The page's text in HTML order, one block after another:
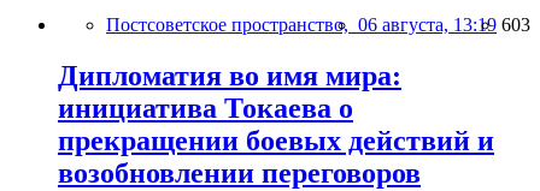
Постсоветское пространство, 06 августа, 13:19 603
Дипломатия во имя мира:
инициатива Токаева о
прекращении боевых действий и
возобновлении переговоров